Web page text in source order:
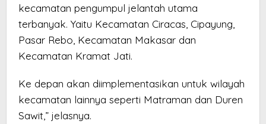
kecamatan pengumpul jelantah utama
terbanyak. Yaitu Kecamatan Ciracas, Cipayung,
Pasar Rebo, Kecamatan Makasar dan
Kecamatan Kramat Jati.
Ke depan akan diimplementasikan untuk wilayah
kecamatan lainnya seperti Matraman dan Duren
Sawit,” jelasnya.